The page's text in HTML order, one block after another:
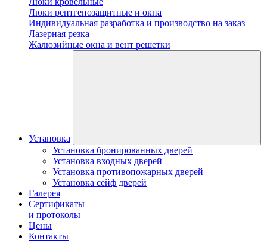
Люки рентгенозащитные и окна
Индивидуальная разработка и производство на заказ
Лазерная резка
Жалюзийные окна и вент решетки
Установка
Установка бронированных дверей
Установка входных дверей
Установка противопожарных дверей
Установка сейф дверей
Галерея
Сертификаты
и протоколы
Цены
Контакты